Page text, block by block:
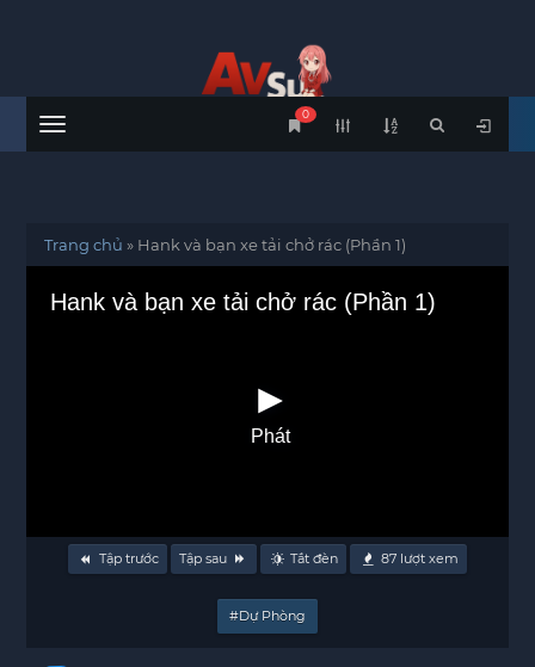
Menu
0
Trang chủ » Hank và bạn xe tải chở rác (Phần 1)
Hank và bạn xe tải chở rác (Phần 1)
Phát
Tập trước Tập sau Tắt đèn 87lượt xem
#Dự Phòng